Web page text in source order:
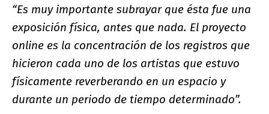
“Es muy importante subrayar que ésta fue una
exposición física, antes que nada. El proyecto
online es la concentración de los registros que
hicieron cada uno de los artistas que estuvo
físicamente reverberando en un espacio y
durante un periodo de tiempo determinado”.